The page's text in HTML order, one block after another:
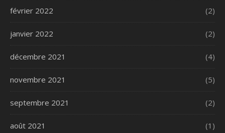
février 2022 (2)
janvier 2022 (2)
décembre 2021 (4)
novembre 2021 (5)
septembre 2021 (2)
août 2021 (1)